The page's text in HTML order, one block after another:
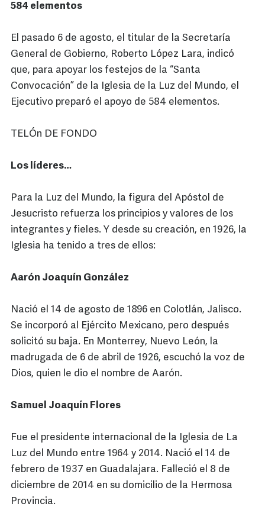
584 elementos
El pasado 6 de agosto, el titular de la Secretaría
General de Gobierno, Roberto López Lara, indicó
que, para apoyar los festejos de la “Santa
Convocación” de la Iglesia de la Luz del Mundo, el
Ejecutivo preparó el apoyo de 584 elementos.
TELÓn DE FONDO
Los líderes…
Para la Luz del Mundo, la figura del Apóstol de
Jesucristo refuerza los principios y valores de los
integrantes y fieles. Y desde su creación, en 1926, la
Iglesia ha tenido a tres de ellos:
Aarón Joaquín González
Nació el 14 de agosto de 1896 en Colotlán, Jalisco.
Se incorporó al Ejército Mexicano, pero después
solicitó su baja. En Monterrey, Nuevo León, la
madrugada de 6 de abril de 1926, escuchó la voz de
Dios, quien le dio el nombre de Aarón.
Samuel Joaquín Flores
Fue el presidente internacional de la Iglesia de La
Luz del Mundo entre 1964 y 2014. Nació el 14 de
febrero de 1937 en Guadalajara. Falleció el 8 de
diciembre de 2014 en su domicilio de la Hermosa
Provincia.